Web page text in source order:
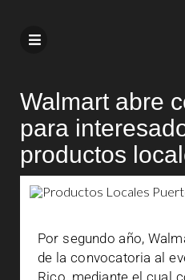
Walmart abre
para
productos
Por segundo año,
de la convocatoria al